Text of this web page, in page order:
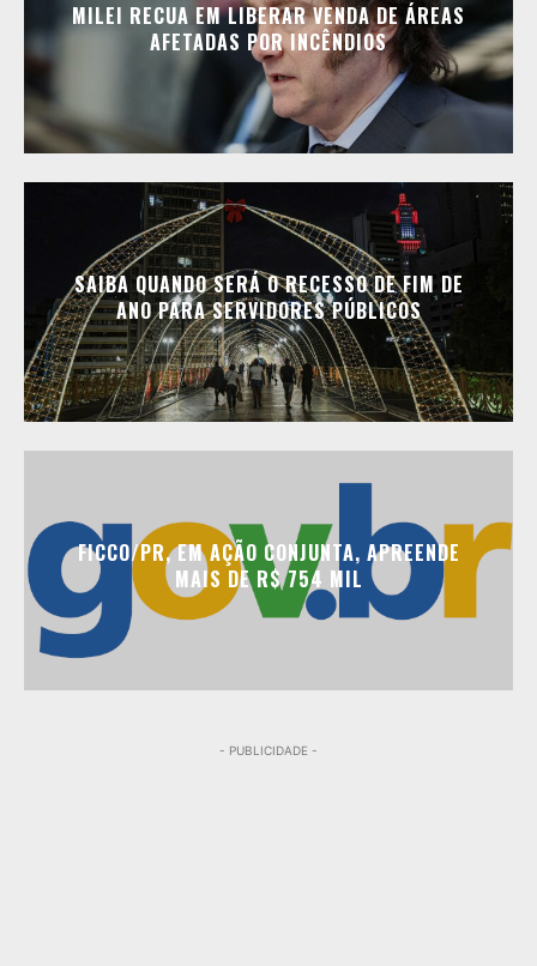
MILEI RECUA EM LIBERAR VENDA DE ÁREAS
AFETADAS POR INCÊNDIOS
SAIBA QUANDO SERÁ O RECESSO DE FIM DE
ANO PARA SERVIDORES PÚBLICOS
FICCO/PR, EM AÇÃO CONJUNTA, APREENDE
MAIS DE R$ 754 MIL
- PUBLICIDADE -